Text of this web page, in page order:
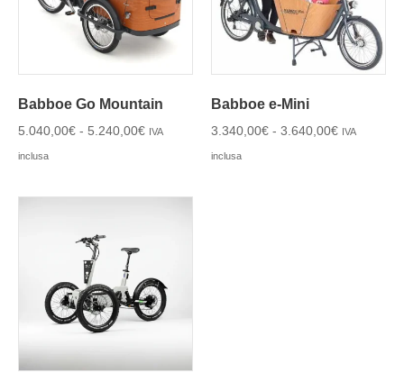
Babboe Go Mountain
5.040,00€ - 5.240,00€ IVA
inclusa
Babboe e-Mini
3.340,00€ - 3.640,00€ IVA
inclusa